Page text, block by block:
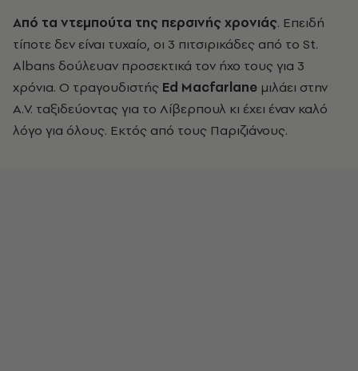
Από τα ντεμπούτα της περσινής χρονιάς. Επειδή
τίποτε δεν είναι τυχαίο, οι 3 πιτσιρικάδες από το St.
Albans δούλευαν προσεκτικά τον ήχο τους για 3
χρόνια. Ο τραγουδιστής Ed Macfarlane μιλάει στην
A.V. ταξιδεύοντας για το Λίβερπουλ κι έχει έναν καλό
λόγο για όλους. Εκτός από τους Παριζιάνους.